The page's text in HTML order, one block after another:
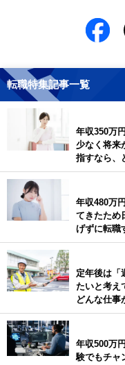
転職特集記事一覧
年収350万
少なく将来
指すなら、
年収480万
てきたため
げずに転職
定年後は「
たいと考え
どんな仕事
年収500万
験でもチャ